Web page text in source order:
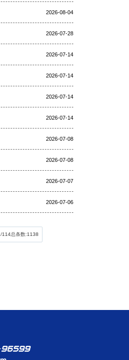
2026-08-04
2026-07-28
2026-07-14
2026-07-14
2026-07-14
2026-07-14
2026-07-08
2026-07-08
2026-07-07
2026-07-06
/114总条数:1138